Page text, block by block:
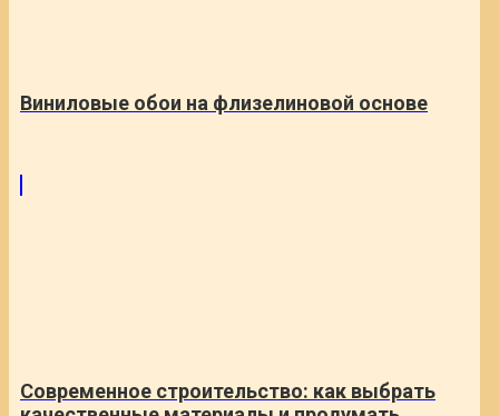
Виниловые обои на флизелиновой основе
Современное строительство: как выбрать